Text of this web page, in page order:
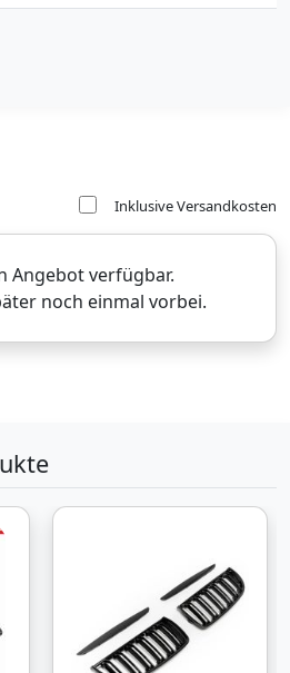
Inklusive Versandkosten
Angebot verfügbar.
noch einmal vorbei.